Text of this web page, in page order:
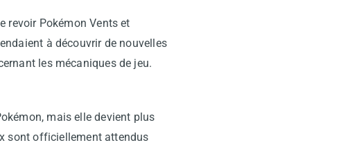
revoir Pokémon Vents et
à découvrir de nouvelles
les mécaniques de jeu.
mais elle devient plus
sont officiellement attendus